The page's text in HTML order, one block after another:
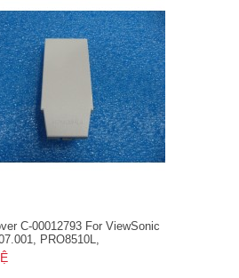
C-00012793 For ViewSonic
PRO8510L,
PRO8530HDL,
VS16369